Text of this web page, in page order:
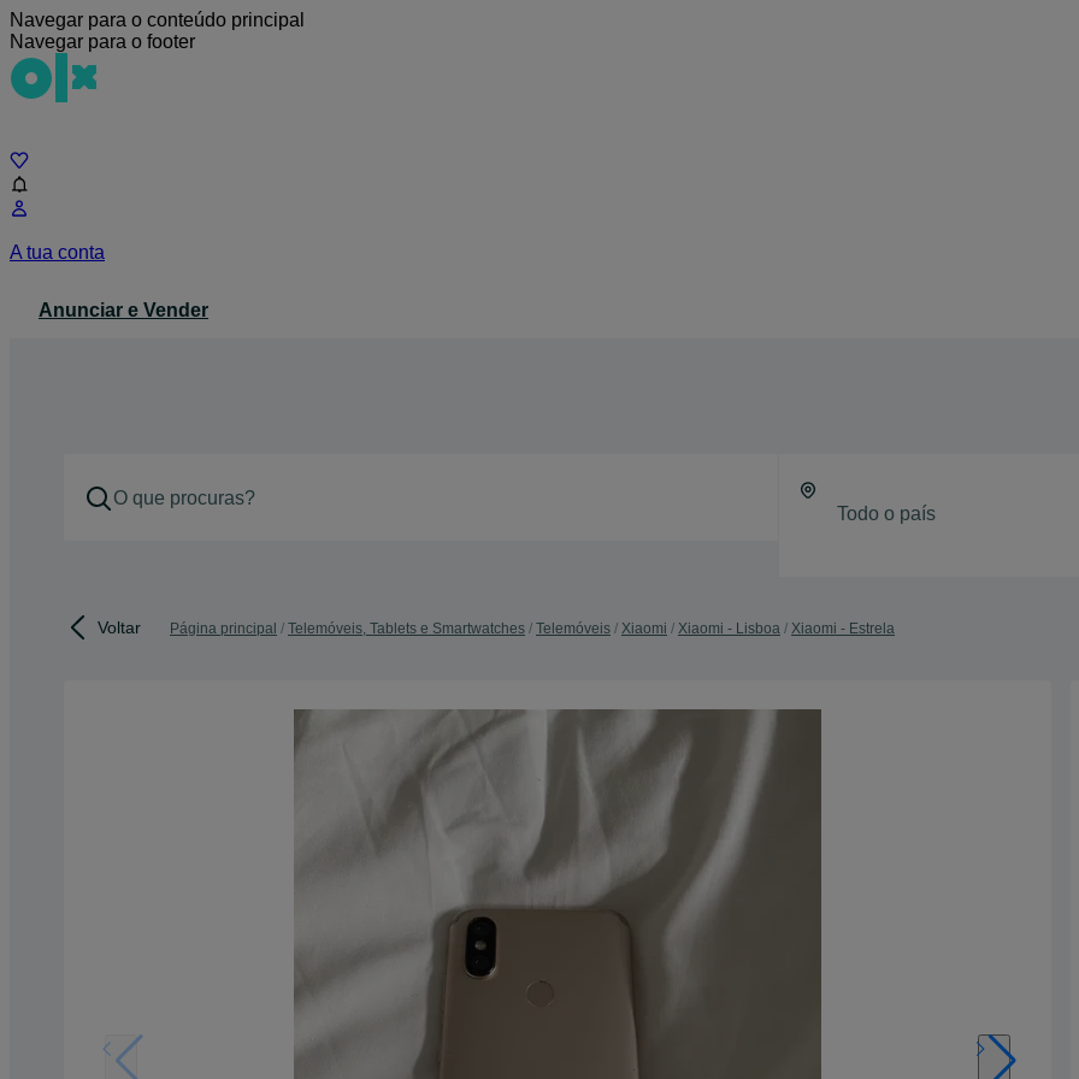
Navegar para o conteúdo principal
Navegar para o footer
A tua conta
Anunciar e Vender
Voltar Página principal Telemóveis, Tablets e Smartwatches Telemóveis Xiaomi Xiaomi - Lisboa Xiaomi - Estrela